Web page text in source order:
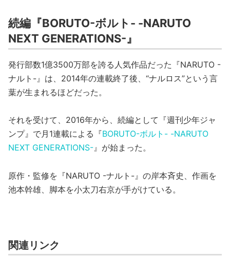
続編『BORUTO-ボルト- -NARUTO
NEXT GENERATIONS-』
発行部数1億3500万部を誇る人気作品だった『NARUTO -
ナルト-』は、2014年の連載終了後、“ナルロス”という言
葉が生まれるほどだった。
それを受けて、2016年から、続編として『週刊少年ジャ
ンプ』で月1連載による『BORUTO-ボルト- -NARUTO
NEXT GENERATIONS-』が始まった。
原作・監修を『NARUTO -ナルト-』の岸本斉史、作画を
池本幹雄、脚本を小太刀右京が手がけている。
関連リンク